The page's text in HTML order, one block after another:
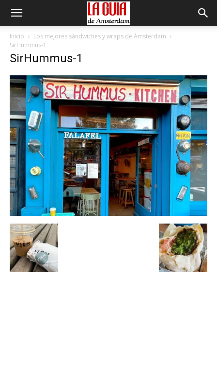
Inicio
Los mejores sándwiches y wraps de Ámsterdam
SirHummus-1
SirHummus-1